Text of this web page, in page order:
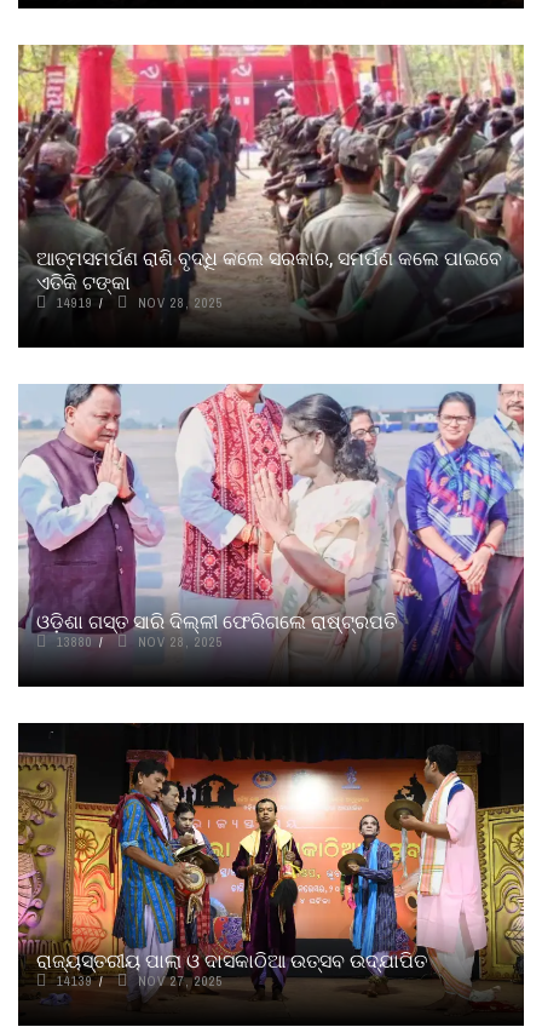
ଆତ୍ମସମର୍ପଣ ରାଶି ବୃଦ୍ଧି କଲେ ସରକାର, ସମର୍ପଣ କଲେ ପାଇବେ
ଏତିକି ଟଙ୍କା
14919 NOV 28, 2025
ଓଡ଼ିଶା ଗସ୍ତ ସାରି ଦିଲ୍ଳୀ ଫେରିଗଲେ ରାଷ୍ଟ୍ରପତି
13880 NOV 28, 2025
ରାଜ୍ୟସ୍ତରୀୟ ପାଲା ଓ ଦାସକାଠିଆ ଉତ୍ସବ ଉଦ୍‌ଯାପିତ
14139 NOV 27, 2025